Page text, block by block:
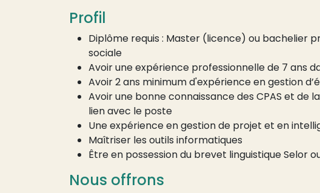
Profil
Diplôme requis : Master (licence) ou bachelier
sociale
Avoir une expérience professionnelle de 7 ans
Avoir 2 ans minimum d'expérience en gestion
Avoir une bonne connaissance des CPAS et de
lien avec le poste
Une expérience en gestion de projet et en
Maîtriser les outils informatiques
Être en possession du brevet linguistique Selor
Nous offrons